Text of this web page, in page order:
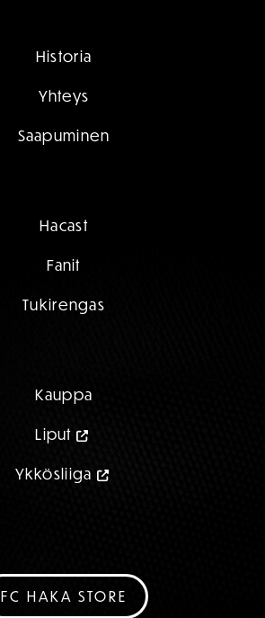
Historia
Yhteys
Saapuminen
Hacast
Fanit
Tukirengas
Kauppa
Liput
Ykkösliiga
FC HAKA STORE